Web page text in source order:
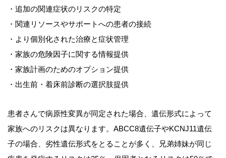
・追加の関連症状のリスクの特定
・関連リソースやサポートへの患者の接続
・より個別化された治療と症状管理
・家族の危険因子に関する情報提供
・家族計画のためのオプション提供
・出生前・着床前診断の選択肢提供
患者さんで病原性変異が同定された場合、遺伝形式によって
家族へのリスクは異なります。ABCC8遺伝子やKCNJ11遺伝
子の場合、劣性遺伝形式をとることが多く、兄弟姉妹が同じ